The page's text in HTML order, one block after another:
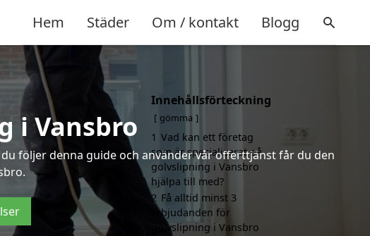
Hem Städer Om / kontakt Blogg
i Vansbro
följer denna guide och använder vår offerttjänst får du den
Innehållsförteckning
gömma
1 Vad kan ett företag
som är specialiserat på
golvslipning i Vansbro
hjälpa till med?
2 Få alltid minst 3
erbjudanden för
golvslipning i Vansbro